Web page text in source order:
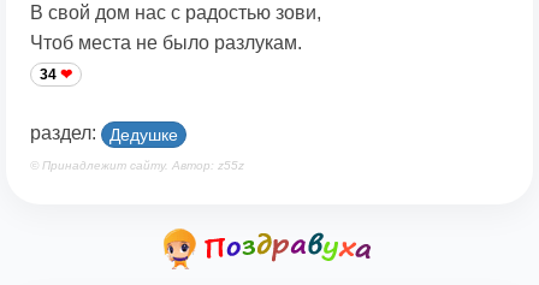
В свой дом нас с радостью зови,
Чтоб места не было разлукам.
34
раздел: Дедушке
© Принадлежит сайту. Автор: z55z